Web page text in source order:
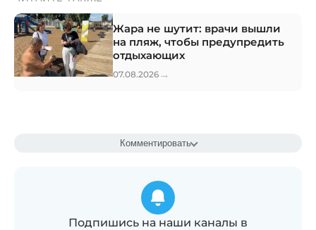
Жара не шутит: врачи вышли
на пляж, чтобы предупредить
отдыхающих
07.08.2026 →
Комментировать
Подпишись на наши каналы в